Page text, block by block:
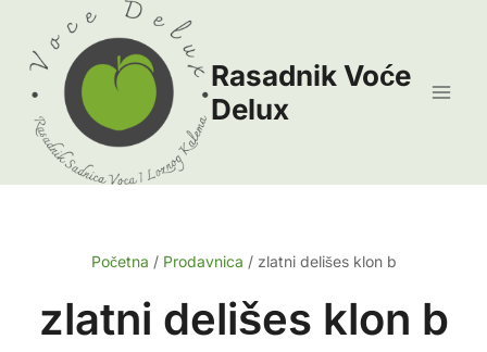
content
Rasadnik Voće
Delux
Početna / Prodavnica / zlatni delišes klon b
zlatni delišes klon b